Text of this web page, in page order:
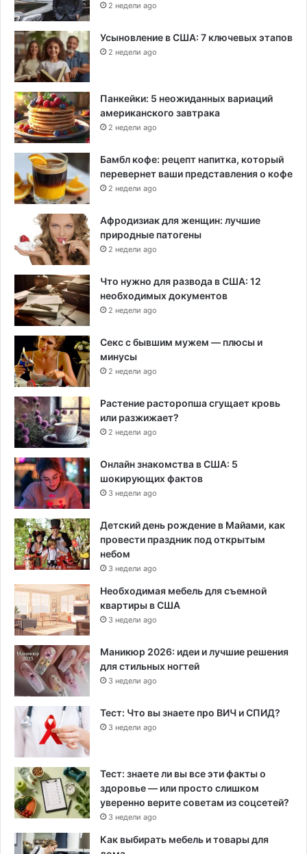
2 недели ago
Усыновление в США: 7 ключевых этапов
2 недели ago
Панкейки: 5 неожиданных вариаций
американского завтрака
2 недели ago
Бамбл кофе: рецепт напитка, который
перевернет ваши представления о кофе
2 недели ago
Афродизиак для женщин: лучшие
природные патогены
2 недели ago
Что нужно для развода в США: 12
необходимых документов
2 недели ago
Секс с бывшим мужем — плюсы и
минусы
2 недели ago
Растение расторопша сгущает кровь
или разжижает?
2 недели ago
Онлайн знакомства в США: 5
шокирующих фактов
3 недели ago
Детский день рождение в Майами, как
провести праздник под открытым
небом
3 недели ago
Необходимая мебель для съемной
квартиры в США
3 недели ago
Маникюр 2026: идеи и лучшие решения
для стильных ногтей
3 недели ago
Тест: Что вы знаете про ВИЧ и СПИД?
3 недели ago
Тест: знаете ли вы все эти факты о
здоровье — или просто слишком
уверенно верите советам из соцсетей?
3 недели ago
Как выбирать мебель и товары для